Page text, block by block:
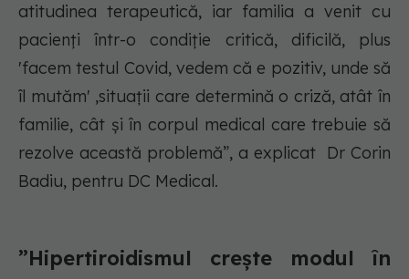
atitudinea terapeutică, iar familia a venit cu
pacienți într-o condiție critică, dificilă, plus
'facem testul Covid, vedem că e pozitiv, unde să
îl mutăm' ,situații care determină o criză, atât în
familie, cât și în corpul medical care trebuie să
rezolve această problemă”, a explicat Dr Corin
Badiu, pentru DC Medical.
”Hipertiroidismul crește modul în